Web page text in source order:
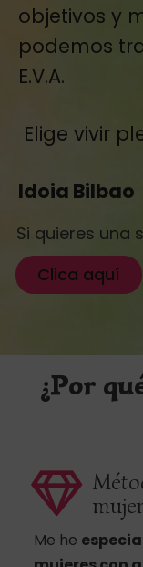
objetivos y
podemos
E.V.A.
Elige vivir
Idoia Bilbao
Si quieres una
Clica aquí
¿Por
Me he